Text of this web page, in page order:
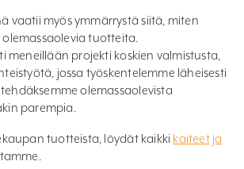
vaatii myös ymmärrystä siitä, miten
tuotteita.
meneillään projekti koskien valmistusta,
jossa työskentelemme läheisesti
olemassaolevista
parempia.
tuotteista, löydät kaikki kaiteet ja